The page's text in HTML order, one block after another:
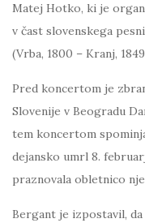
Matej Hotko, ki je
v čast slovenskega
(Vrba, 1800 – Kranj,
Pred koncertom je
Slovenije v Beogradu
tem koncertom
dejansko umrl 8.
praznovala obletnico
Bergant je izpostavil,